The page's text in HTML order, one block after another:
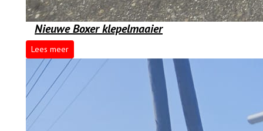
Nieuwe Boxer klepelmaaier
Lees meer